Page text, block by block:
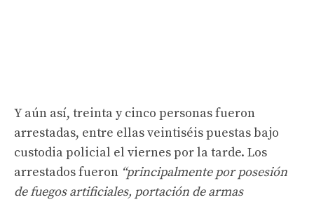
Y aún así, treinta y cinco personas fueron
arrestadas, entre ellas veintiséis puestas bajo
custodia policial el viernes por la tarde. Los
arrestados fueron “principalmente por posesión
de fuegos artificiales, portación de armas